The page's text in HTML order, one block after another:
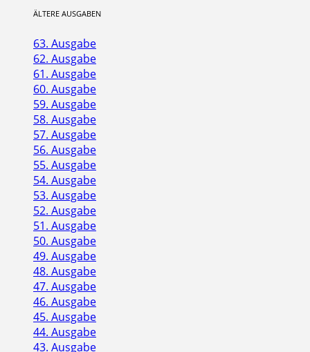
ÄLTERE AUSGABEN
63. Ausgabe
62. Ausgabe
61. Ausgabe
60. Ausgabe
59. Ausgabe
58. Ausgabe
57. Ausgabe
56. Ausgabe
55. Ausgabe
54. Ausgabe
53. Ausgabe
52. Ausgabe
51. Ausgabe
50. Ausgabe
49. Ausgabe
48. Ausgabe
47. Ausgabe
46. Ausgabe
45. Ausgabe
44. Ausgabe
43. Ausgabe